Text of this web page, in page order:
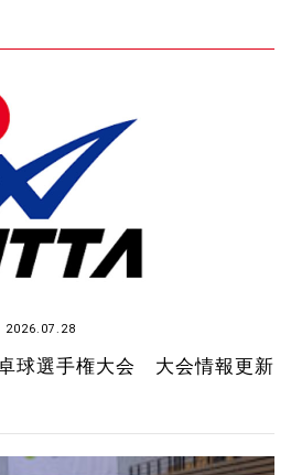
2026.07.28
球選手権大会 大会情報更新